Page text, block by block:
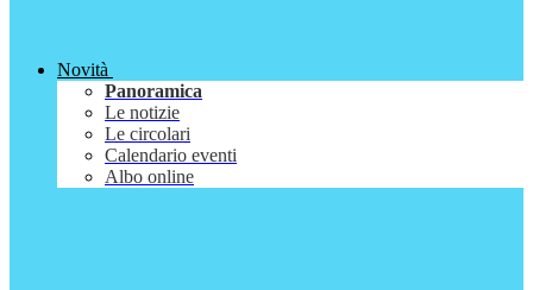
Novità
Panoramica
Le notizie
Le circolari
Calendario eventi
Albo online